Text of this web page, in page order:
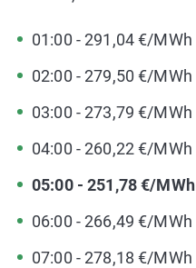
01:00 - 291,04 €/MWh
02:00 - 279,50 €/MWh
03:00 - 273,79 €/MWh
04:00 - 260,22 €/MWh
05:00 - 251,78 €/MWh
06:00 - 266,49 €/MWh
07:00 - 278,18 €/MWh